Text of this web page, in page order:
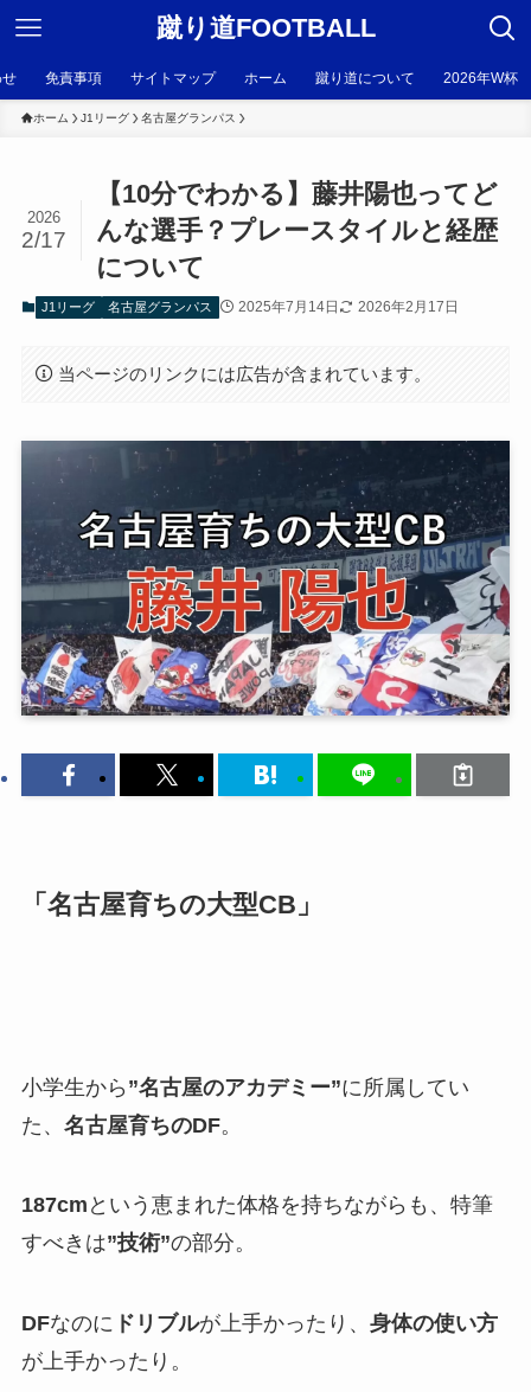
蹴り道FOOTBALL
免責事項 サイトマップ ホーム 蹴り道について 2026年W杯
ホーム J1リーグ 名古屋グランパス
【10分でわかる】藤井陽也ってど
んな選手？プレースタイルと経歴
について
2026
2/17
J1リーグ 名古屋グランパス 2025年7月14日 2026年2月17日
当ページのリンクには広告が含まれています。
「名古屋育ちの大型CB」
小学生から ”名古屋のアカデミー”に所属してい
た、 名古屋育ちのDF。
187cm という恵まれた体格を持ちながらも、特筆
すべきは”技術”の部分。
DFなのに ドリブルが上手かったり、 身体の使い方
が上手かったり。